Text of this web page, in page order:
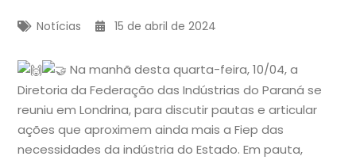
Notícias 15 de abril de 2024
Na manhã desta quarta-feira, 10/04, a
Diretoria da Federação das Indústrias do Paraná se
reuniu em Londrina, para discutir pautas e articular
ações que aproximem ainda mais a Fiep das
necessidades da indústria do Estado. Em pauta,